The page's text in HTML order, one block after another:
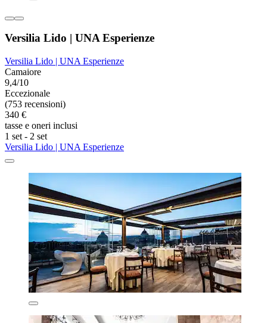
Versilia Lido | UNA Esperienze
Versilia Lido | UNA Esperienze
Camaiore
9,4/10
Eccezionale
(753 recensioni)
340 €
tasse e oneri inclusi
1 set - 2 set
Versilia Lido | UNA Esperienze